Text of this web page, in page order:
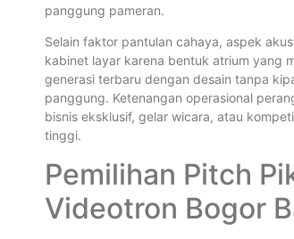
panggung pameran.
Selain faktor pantulan cahaya, aspek
kabinet layar karena bentuk atrium yang
generasi terbaru dengan desain tanpa
panggung. Ketenangan operasional
bisnis eksklusif, gelar wicara, atau
tinggi.
Pemilihan Pitch
Videotron Bogor